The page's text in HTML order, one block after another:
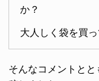
か？
大人しく袋を買っ
そんなコメントと